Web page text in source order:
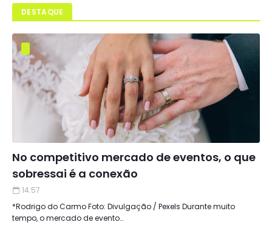
DESTAQUE
No competitivo mercado de eventos, o que
sobressai é a conexão
14:57
*Rodrigo do Carmo Foto: Divulgação / Pexels Durante muito
tempo, o mercado de evento…